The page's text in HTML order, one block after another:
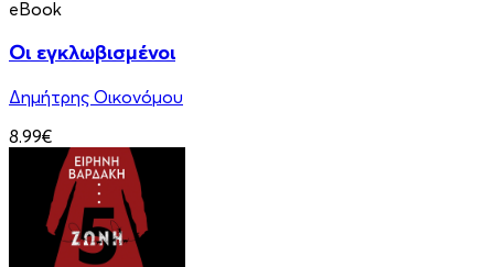
eBook
Οι εγκλωβισμένοι
Δημήτρης Οικονόμου
8.99€